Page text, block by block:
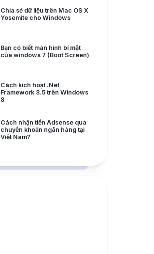
Chia sẻ dữ liệu trên Mac OS X
Yosemite cho Windows
Bạn có biết màn hình bí mật
của windows 7 (Boot Screen)
Cách kích hoạt .Net
Framework 3.5 trên Windows
8
Cách nhận tiền Adsense qua
chuyển khoản ngân hàng tại
Việt Nam?